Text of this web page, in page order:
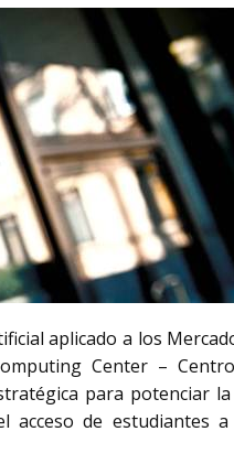
aplicado a los
Center –
para potenciar
acceso de estudiantes